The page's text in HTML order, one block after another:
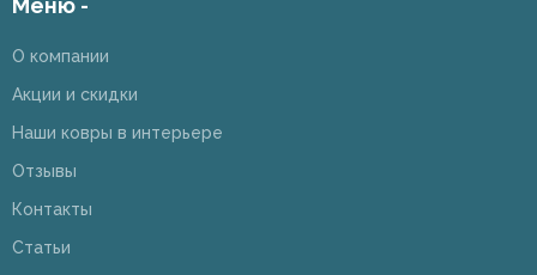
Меню -
О компании
Акции и скидки
Наши ковры в интерьере
Отзывы
Контакты
Статьи